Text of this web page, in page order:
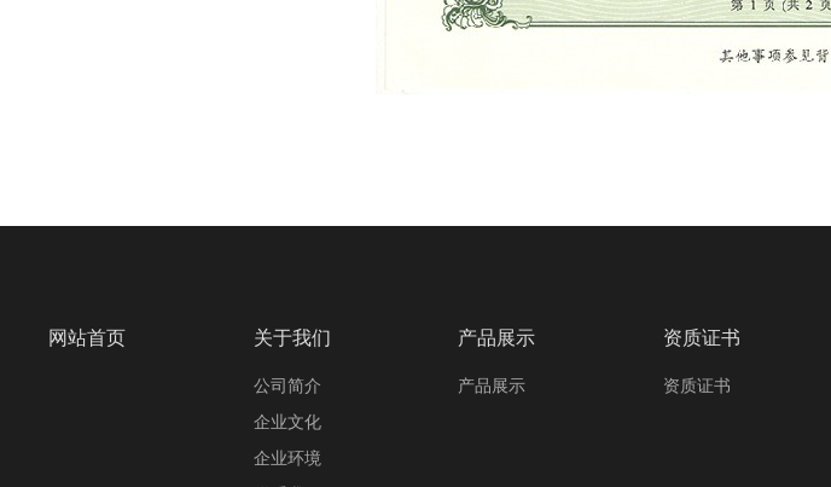
网站首页 关于我们
公司简介
企业文化
企业环境
产品展示
产品展示
资质证书
资质证书